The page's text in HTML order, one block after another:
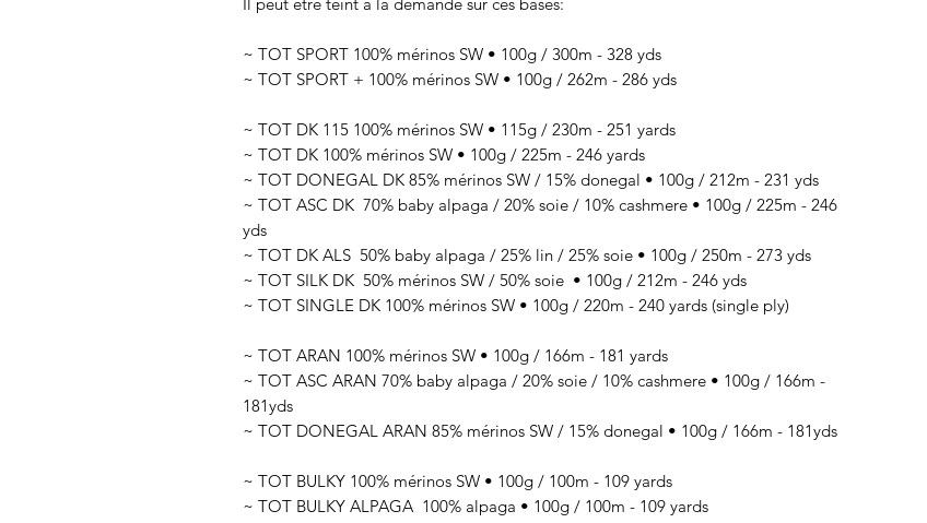
~ TOT SPORT 100% mérinos SW • 100g / 300m - 328 yds
~ TOT SPORT + 100% mérinos SW • 100g / 262m - 286 yds
~ TOT DK 115 100% mérinos SW • 115g / 230m - 251 yards
~ TOT DK 100% mérinos SW • 100g / 225m - 246 yards
~ TOT DONEGAL DK 85% mérinos SW / 15% donegal • 100g / 212m - 231 yds
~ TOT ASC DK 70% baby alpaga / 20% soie / 10% cashmere • 100g / 225m - 246
yds
~ TOT DK ALS 50% baby alpaga / 25% lin / 25% soie • 100g / 250m - 273 yds
~ TOT SILK DK 50% mérinos SW / 50% soie • 100g / 212m - 246 yds
~ TOT SINGLE DK 100% mérinos SW • 100g / 220m - 240 yards (single ply)
~ TOT ARAN 100% mérinos SW • 100g / 166m - 181 yards
~ TOT ASC ARAN 70% baby alpaga / 20% soie / 10% cashmere • 100g / 166m -
181yds
~ TOT DONEGAL ARAN 85% mérinos SW / 15% donegal • 100g / 166m - 181yds
~ TOT BULKY 100% mérinos SW • 100g / 100m - 109 yards
~ TOT BULKY ALPAGA 100% alpaga • 100g / 100m - 109 yards